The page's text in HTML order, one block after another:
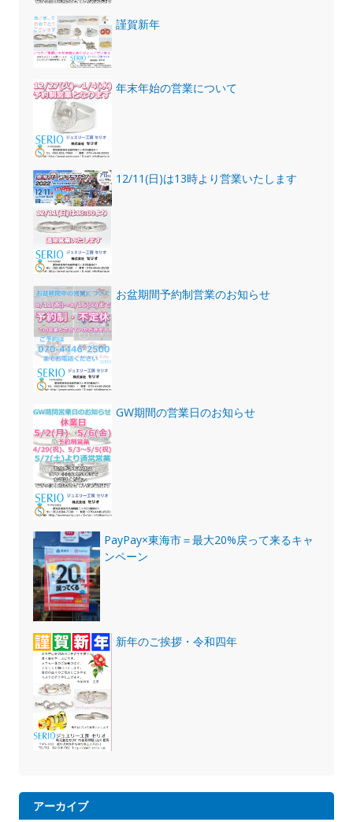
謹賀新年
年末年始の営業について
12/11(日)は13時より営業いたします
お盆期間予約制営業のお知らせ
GW期間の営業日のお知らせ
PayPay×東海市＝最大20%戻って来るキャ
ンペーン
新年のご挨拶・令和四年
アーカイブ